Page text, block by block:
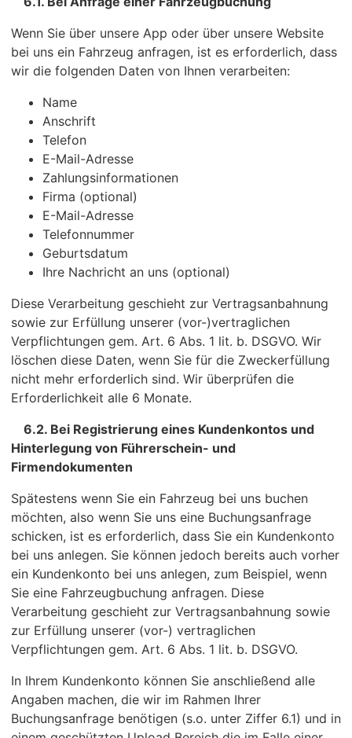
Wenn Sie über unsere App oder über unsere Website
bei uns ein Fahrzeug anfragen, ist es erforderlich, dass
wir die folgenden Daten von Ihnen verarbeiten:
Name
Anschrift
Telefon
E-Mail-Adresse
Zahlungsinformationen
Firma (optional)
E-Mail-Adresse
Telefonnummer
Geburtsdatum
Ihre Nachricht an uns (optional)
Diese Verarbeitung geschieht zur Vertragsanbahnung
sowie zur Erfüllung unserer (vor-)vertraglichen
Verpflichtungen gem. Art. 6 Abs. 1 lit. b. DSGVO. Wir
löschen diese Daten, wenn Sie für die Zweckerfüllung
nicht mehr erforderlich sind. Wir überprüfen die
Erforderlichkeit alle 6 Monate.
6.2. Bei Registrierung eines Kundenkontos und
Hinterlegung von Führerschein- und
Firmendokumenten
Spätestens wenn Sie ein Fahrzeug bei uns buchen
möchten, also wenn Sie uns eine Buchungsanfrage
schicken, ist es erforderlich, dass Sie ein Kundenkonto
bei uns anlegen. Sie können jedoch bereits auch vorher
ein Kundenkonto bei uns anlegen, zum Beispiel, wenn
Sie eine Fahrzeugbuchung anfragen. Diese
Verarbeitung geschieht zur Vertragsanbahnung sowie
zur Erfüllung unserer (vor-) vertraglichen
Verpflichtungen gem. Art. 6 Abs. 1 lit. b. DSGVO.
In Ihrem Kundenkonto können Sie anschließend alle
Angaben machen, die wir im Rahmen Ihrer
Buchungsanfrage benötigen (s.o. unter Ziffer 6.1) und in